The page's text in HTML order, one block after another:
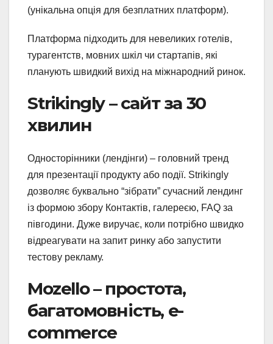
(унікальна опція для безплатних платформ).
Платформа підходить для невеликих готелів,
турагентств, мовних шкіл чи стартапів, які
планують швидкий вихід на міжнародний ринок.
Strikingly – сайт за 30
хвилин
Односторінники (лендінги) – головний тренд
для презентації продукту або події. Strikingly
дозволяє буквально “зібрати” сучасний лендинг
із формою збору Контактів, галереєю, FAQ за
півгодини. Дуже виручає, коли потрібно швидко
відреагувати на запит ринку або запустити
тестову рекламу.
Mozello – простота,
багатомовність, e-
commerce